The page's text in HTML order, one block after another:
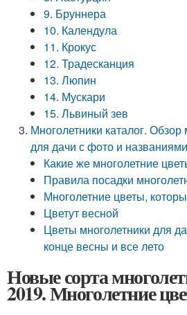
9. Бруннера
10. Календула
11. Крокус
12. Традесканция
13. Люпин
14. Мускари
15. Львиный зев
Многолетники каталог. Обзор
для дачи с фото и названиями
Какие же многолетние
Правила посадки
Многолетние цветы,
Цветут весной
Цветы многолетники для
конце весны и все лето
Новые сорта
2019. Многолетние